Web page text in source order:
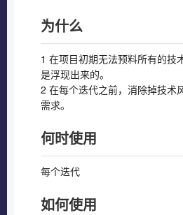
为什么
1 在项目初期无法预料所有的技
是浮现出来的。
2 在每个迭代之前，消除掉技术
需求。
何时使用
每个迭代
如何使用